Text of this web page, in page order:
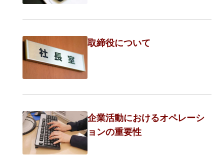
取締役について
企業活動におけるオペレーシ
ョンの重要性